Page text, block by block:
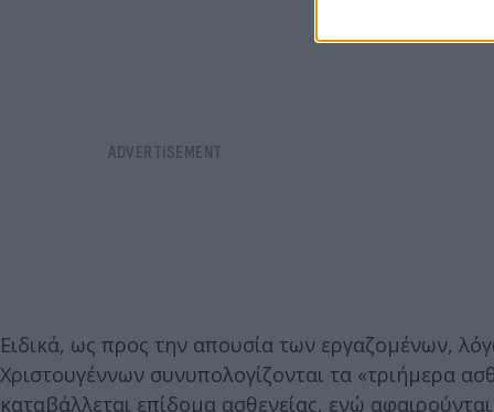
Ειδικά, ως προς την απουσία των εργαζομένων,
Χριστουγέννων συνυπολογίζονται τα «τριήμερα
καταβάλλεται επίδομα ασθενείας, ενώ